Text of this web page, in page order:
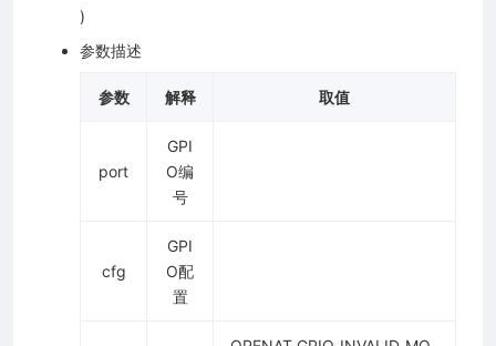
)
参数描述
参数 解释 取值
port
GPI
O编
号
cfg
GPI
O配
置